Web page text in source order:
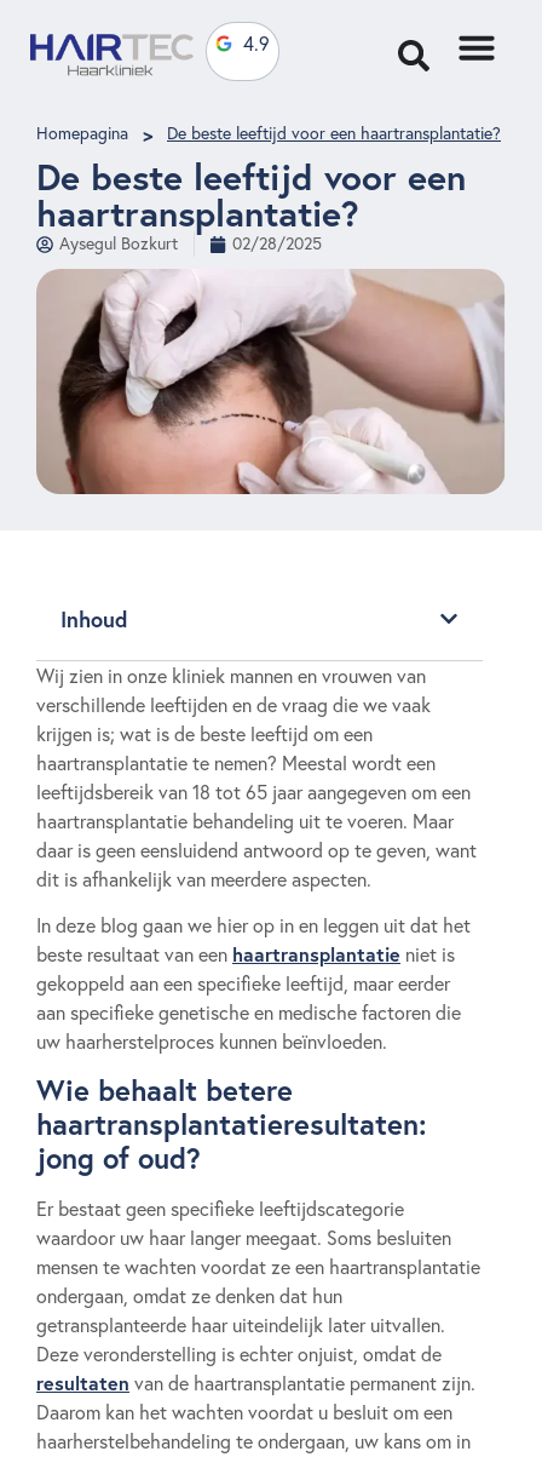
4.9
Homepagina > De beste leeftijd voor een ​​haartransplantatie?
De beste leeftijd voor een ​​
haartransplantatie?
Aysegul Bozkurt 02/28/2025
Inhoud
Wij zien in onze kliniek mannen en vrouwen van
verschillende leeftijden en de vraag die we vaak
krijgen is; wat is de beste leeftijd om een
haartransplantatie te nemen? Meestal wordt een
leeftijdsbereik van 18 tot 65 jaar aangegeven om een
haartransplantatie behandeling uit te voeren. Maar
daar is geen eensluidend antwoord op te geven, want
dit is afhankelijk van meerdere aspecten.
In deze blog gaan we hier op in en leggen uit dat het
beste resultaat van een haartransplantatie niet is
gekoppeld aan een specifieke leeftijd, maar eerder
aan specifieke genetische en medische factoren die
uw haarherstelproces kunnen beïnvloeden.
Wie behaalt betere
haartransplantatieresultaten:
jong of oud?
Er bestaat geen specifieke leeftijdscategorie
waardoor uw haar langer meegaat. Soms besluiten
mensen te wachten voordat ze een haartransplantatie
ondergaan, omdat ze denken dat hun
getransplanteerde haar uiteindelijk later uitvallen.
Deze veronderstelling is echter onjuist, omdat de
resultaten van de haartransplantatie permanent zijn.
Daarom kan het wachten voordat u besluit om een ​​
haarherstelbehandeling te ondergaan, uw kans om in